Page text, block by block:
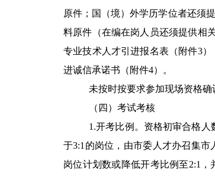
原件；国（境）外学历学位者还须
料原件（在编在岗人员还须提供相
专业技术人才引进报名表（附件3
进诚信承诺书（附件4）。
未按时按要求参加现场资格确
（四）考试考核
1.开考比例。资格初审合格人
于3:1 的岗位，由市委人才办召集
岗位计划数或降低开考比例至2:1